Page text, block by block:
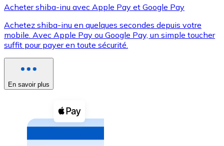
XRP
XRP
Voir toutes
Coupons crypto
Achetez des cryptomonnaies en espèces et d'autres
Acheter avec espèces
Acheter shiba-inu avec Apple Pay et Google Pay
Achetez shiba-inu en quelques secondes depuis votre
mobile. Avec Apple Pay ou Google Pay, un simple toucher
suffit pour payer en toute sécurité.
En savoir plus